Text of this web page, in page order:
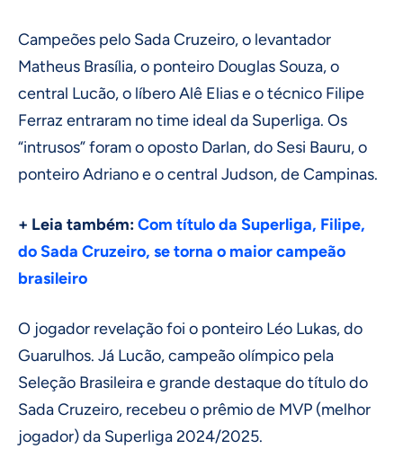
Campeões pelo Sada Cruzeiro, o levantador
Matheus Brasília, o ponteiro Douglas Souza, o
central Lucão, o líbero Alê Elias e o técnico Filipe
Ferraz entraram no time ideal da Superliga. Os
“intrusos” foram o oposto Darlan, do Sesi Bauru, o
ponteiro Adriano e o central Judson, de Campinas.
+ Leia também:Com título da Superliga, Filipe,
do Sada Cruzeiro, se torna o maior campeão
brasileiro
O jogador revelação foi o ponteiro Léo Lukas, do
Guarulhos. Já Lucão, campeão olímpico pela
Seleção Brasileira e grande destaque do título do
Sada Cruzeiro, recebeu o prêmio de MVP (melhor
jogador) da Superliga 2024/2025.